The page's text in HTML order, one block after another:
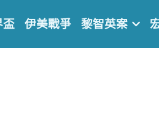
盃 伊美戰爭 黎智英案